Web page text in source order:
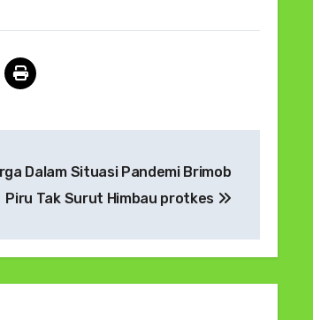
Dalam Situasi Pandemi Brimob
Piru Tak Surut Himbau protkes